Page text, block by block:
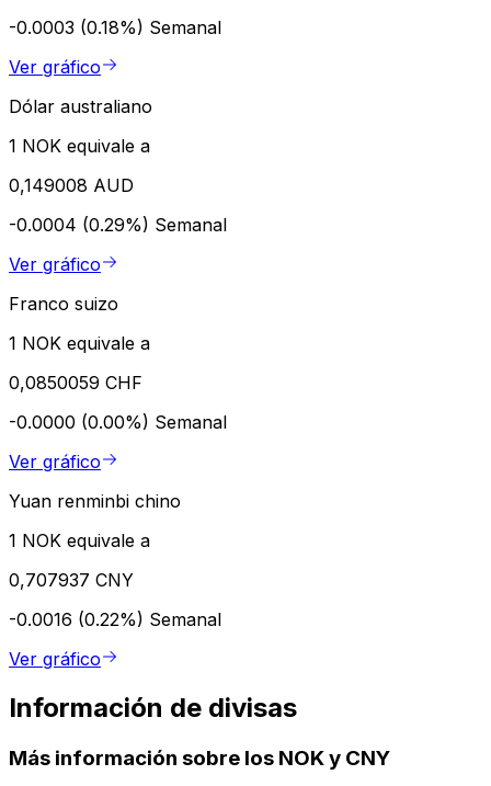
-0.0003 (0.18%) Semanal
Ver gráfico
Dólar australiano
1 NOK equivale a
0,149008 AUD
-0.0004 (0.29%) Semanal
Ver gráfico
Franco suizo
1 NOK equivale a
0,0850059 CHF
-0.0000 (0.00%) Semanal
Ver gráfico
Yuan renminbi chino
1 NOK equivale a
0,707937 CNY
-0.0016 (0.22%) Semanal
Ver gráfico
Información de divisas
Más información sobre los NOK y CNY